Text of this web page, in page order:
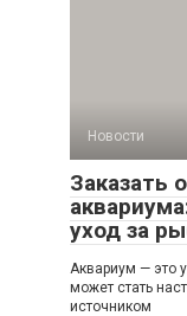
Новости
Заказать
уход за
Аквариум — это
может стать
источником